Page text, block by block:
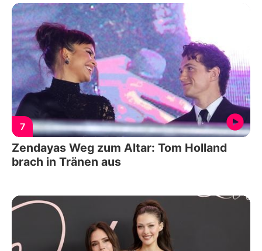
7
Zendayas Weg zum Altar: Tom Holland
brach in Tränen aus